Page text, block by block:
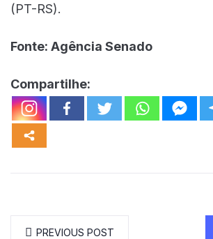
(PT-RS).
Fonte: Agência Senado
Compartilhe:
PREVIOUS POST